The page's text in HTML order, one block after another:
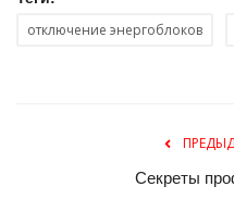
отключение энергоблоков
Секреты